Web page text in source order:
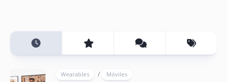
Wearables / Móviles